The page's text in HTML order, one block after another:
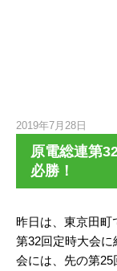
2019年7月28日
原電総連第
必勝！
昨日は、東京田町
第32回定時大会に
会には、先の第